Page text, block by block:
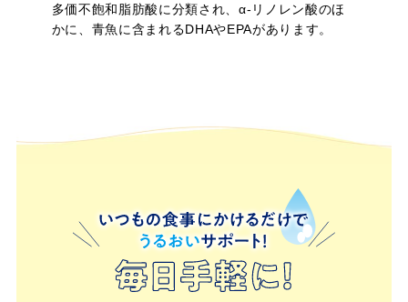
マニ油っ
多価不飽和脂肪酸に分類され、α-リノレン酸のほ
かに、青魚に含まれるDHAやEPAがあります。